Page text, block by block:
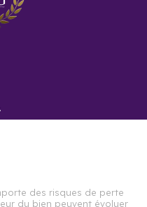
des risques de perte
du bien peuvent évoluer